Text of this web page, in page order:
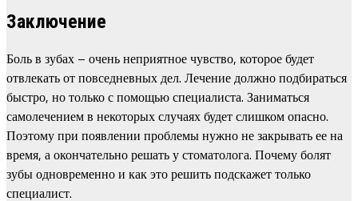
Заключение
Боль в зубах – очень неприятное чувство, которое будет
отвлекать от повседневных дел. Лечение должно подбираться
быстро, но только с помощью специалиста. Заниматься
самолечением в некоторых случаях будет слишком опасно.
Поэтому при появлении проблемы нужно не закрывать ее на
время, а окончательно решать у стоматолога. Почему болят
зубы одновременно и как это решить подскажет только
специалист.